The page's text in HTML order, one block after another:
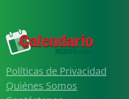
Políticas de Privacidad
Quiénes Somos